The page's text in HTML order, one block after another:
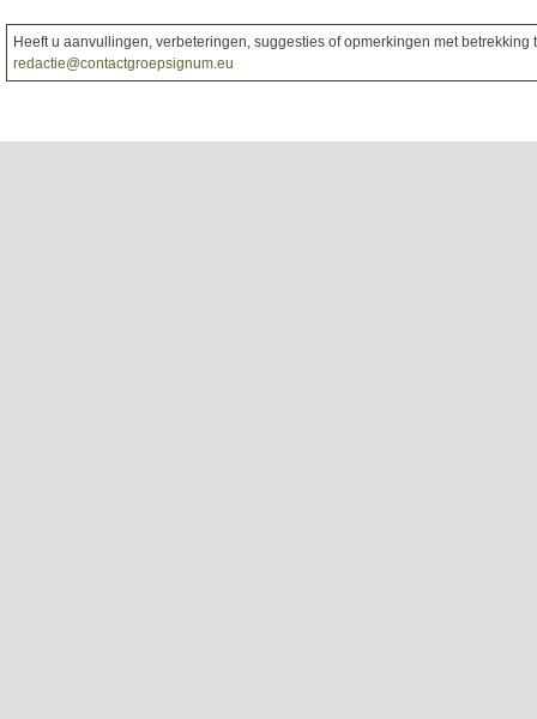
Heeft u aanvullingen, verbeteringen, suggesties of opmerkingen met
redactie@contactgroepsignum.eu